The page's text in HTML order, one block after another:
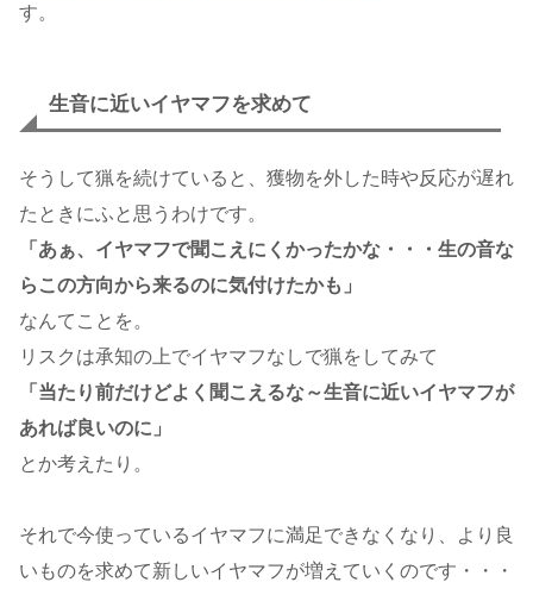
す。
生音に近いイヤマフを求めて
そうして猟を続けていると、獲物を外した時や反応が遅れ
たときにふと思うわけです。
「あぁ、イヤマフで聞こえにくかったかな・・・生の音な
らこの方向から来るのに気付けたかも」
なんてことを。
リスクは承知の上でイヤマフなしで猟をしてみて
「当たり前だけどよく聞こえるな～生音に近いイヤマフが
あれば良いのに」
とか考えたり。
それで今使っているイヤマフに満足できなくなり、より良
いものを求めて新しいイヤマフが増えていくのです・・・